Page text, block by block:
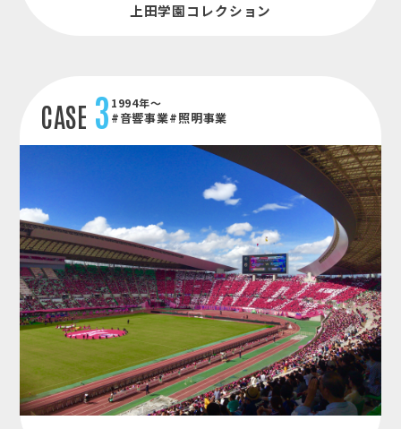
上田学園コレクション
CASE 3 1994年～
#音響事業#照明事業